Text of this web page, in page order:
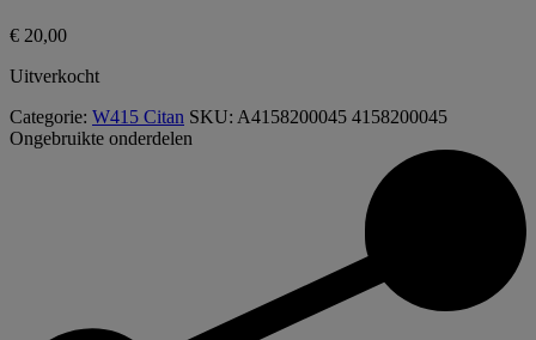
€ 20,00
Uitverkocht
Categorie: W415 Citan SKU: A4158200045 4158200045
Ongebruikte onderdelen